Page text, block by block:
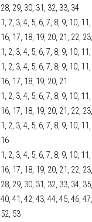
28, 29, 30, 31, 32, 33, 34
1, 2, 3, 4, 5, 6, 7, 8, 9, 10,
16, 17, 18, 19, 20, 21, 22,
1, 2, 3, 4, 5, 6, 7, 8, 9, 10,
1, 2, 3, 4, 5, 6, 7, 8, 9, 10,
16, 17, 18, 19, 20, 21
1, 2, 3, 4, 5, 6, 7, 8, 9, 10,
16, 17, 18, 19, 20, 21, 22,
1, 2, 3, 4, 5, 6, 7, 8, 9, 10,
16
1, 2, 3, 4, 5, 6, 7, 8, 9, 10,
16, 17, 18, 19, 20, 21, 22,
28, 29, 30, 31, 32, 33, 34,
40, 41, 42, 43, 44, 45, 46,
52, 53